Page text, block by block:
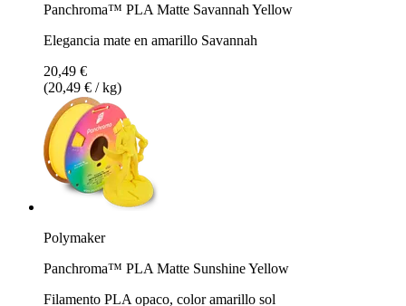
Panchroma™ PLA Matte Savannah Yellow
Elegancia mate en amarillo Savannah
20,49 €
(20,49 € / kg)
Polymaker
Panchroma™ PLA Matte Sunshine Yellow
Filamento PLA opaco, color amarillo sol